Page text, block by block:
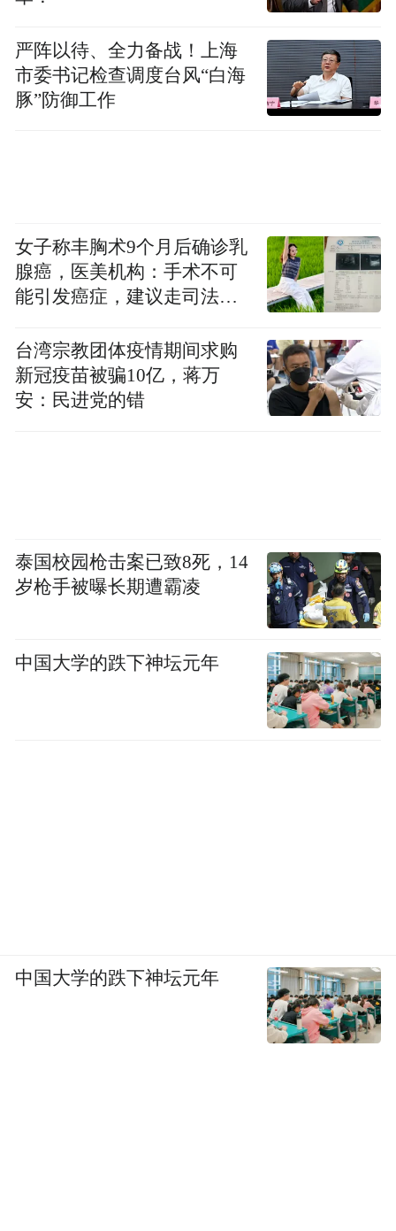
严阵以待、全力备战！上海
市委书记检查调度台风“白海
豚”防御工作
女子称丰胸术9个月后确诊乳
腺癌，医美机构：手术不可
能引发癌症，建议走司法途
台湾宗教团体疫情期间求购
新冠疫苗被骗10亿，蒋万
安：民进党的错
泰国校园枪击案已致8死，14
岁枪手被曝长期遭霸凌
中国大学的跌下神坛元年
中国大学的跌下神坛元年